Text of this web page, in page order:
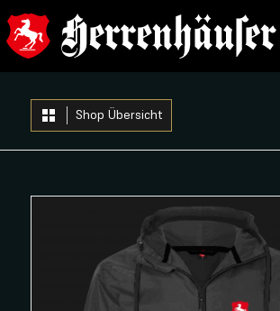
Shop Übersicht